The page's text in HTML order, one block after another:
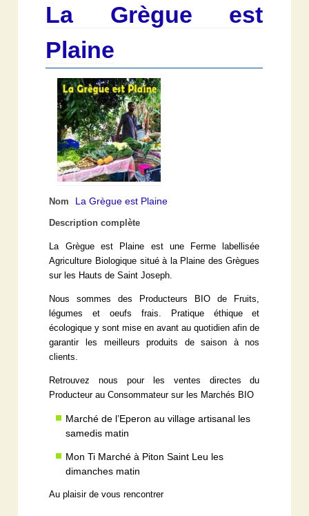
La Grègue est
Plaine
Nom La Grègue est Plaine
Description complète
La Grègue est Plaine est une Ferme labellisée
Agriculture Biologique situé à la Plaine des Grègues
sur les Hauts de Saint Joseph.
Nous sommes des Producteurs BIO de Fruits,
légumes et oeufs frais. Pratique éthique et
écologique y sont mise en avant au quotidien afin de
garantir les meilleurs produits de saison à nos
clients.
Retrouvez nous pour les ventes directes du
Producteur au Consommateur sur les Marchés BIO
Marché de l’Eperon au village artisanal les
samedis matin
Mon Ti Marché à Piton Saint Leu les
dimanches matin
Au plaisir de vous rencontrer